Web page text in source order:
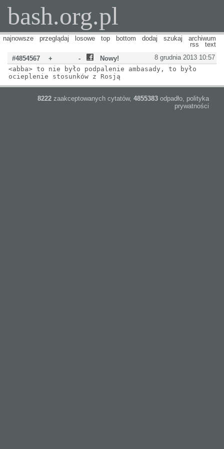
bash.org.pl
najnowsze przeglądaj losowe top bottom dodaj szukaj
archiwum
rss
text
8 grudnia 2013 10:57
#4854567 + -
Nowy!
<abba> to nie było podpalenie ambasady, to było
ocieplenie stosunków z Rosją
8222 zaakceptowanych cytatów, 4855383 odpadło, polityka
prywatności